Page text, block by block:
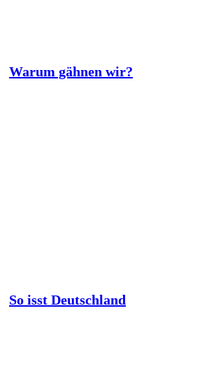
Warum gähnen wir?
So isst Deutschland